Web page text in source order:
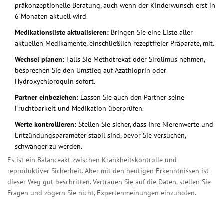
präkonzeptionelle Beratung, auch wenn der Kinderwunsch erst in
6 Monaten aktuell wird.
Medikationsliste aktualisieren: Bringen Sie eine Liste aller
aktuellen Medikamente, einschließlich rezeptfreier Präparate, mit.
Wechsel planen: Falls Sie Methotrexat oder Sirolimus nehmen,
besprechen Sie den Umstieg auf Azathioprin oder
Hydroxychloroquin sofort.
Partner einbeziehen: Lassen Sie auch den Partner seine
Fruchtbarkeit und Medikation überprüfen.
Werte kontrollieren: Stellen Sie sicher, dass Ihre Nierenwerte und
Entzündungsparameter stabil sind, bevor Sie versuchen,
schwanger zu werden.
Es ist ein Balanceakt zwischen Krankheitskontrolle und
reproduktiver Sicherheit. Aber mit den heutigen Erkenntnissen ist
dieser Weg gut beschritten. Vertrauen Sie auf die Daten, stellen Sie
Fragen und zögern Sie nicht, Expertenmeinungen einzuholen.